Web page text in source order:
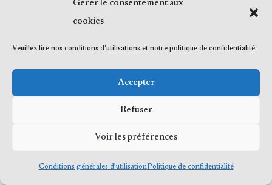
Gérer le consentement aux
cookies
Veuillez lire nos conditions d'utilisations et notre politique de confidentialité.
Accepter
Refuser
Voir les préférences
Conditions générales d’utilisationPolitique de confidentialité